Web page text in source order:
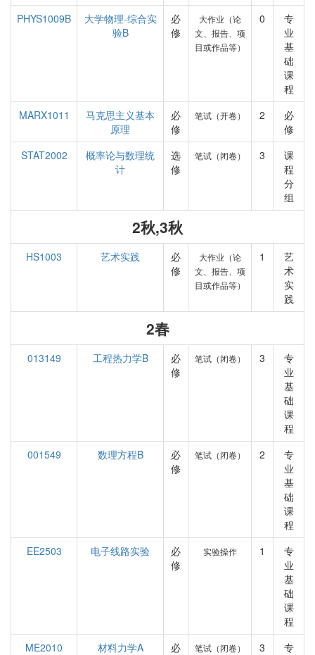
PHYS1009B
大学物理-综合实
验B
必
修
大作业（论
文、报告、项
目或作品等）
0
专
业
基
础
课
程
MARX1011
马克思主义基本
原理
必
修
笔试（开卷） 2
必
修
STAT2002
概率论与数理统
计
选
修
笔试（闭卷） 3
课
程
分
组
2秋,3秋
HS1003 艺术实践
必
修
大作业（论
文、报告、项
目或作品等）
1
艺
术
实
践
2春
013149 工程热力学B
必
修
笔试（闭卷） 3
专
业
基
础
课
程
001549
数理方程B
必
修
笔试（闭卷） 2
专
业
基
础
课
程
EE2503
电子线路实验
必
修
实验操作 1
专
业
基
础
课
程
ME2010
材料力学A
必
笔试（闭卷） 3
专